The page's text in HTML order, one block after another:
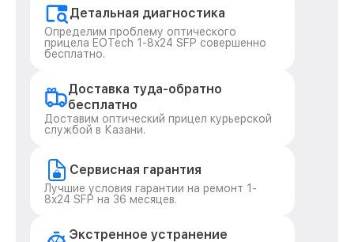
Детальная диагностика
Определим проблему оптического
прицела EOTech 1-8x24 SFP совершенно
бесплатно.
Доставка туда-обратно
бесплатно
Доставим оптический прицел курьерской
службой в Казани.
Сервисная гарантия
Лучшие условия гарантии на ремонт 1-
8x24 SFP на 36 месяцев.
Экстренное устранение